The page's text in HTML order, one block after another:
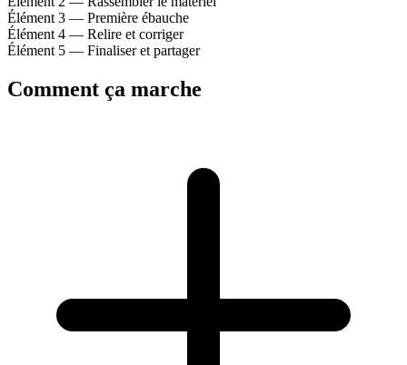
Élément 3 — Première ébauche
Élément 4 — Relire et corriger
Élément 5 — Finaliser et partager
Comment ça marche